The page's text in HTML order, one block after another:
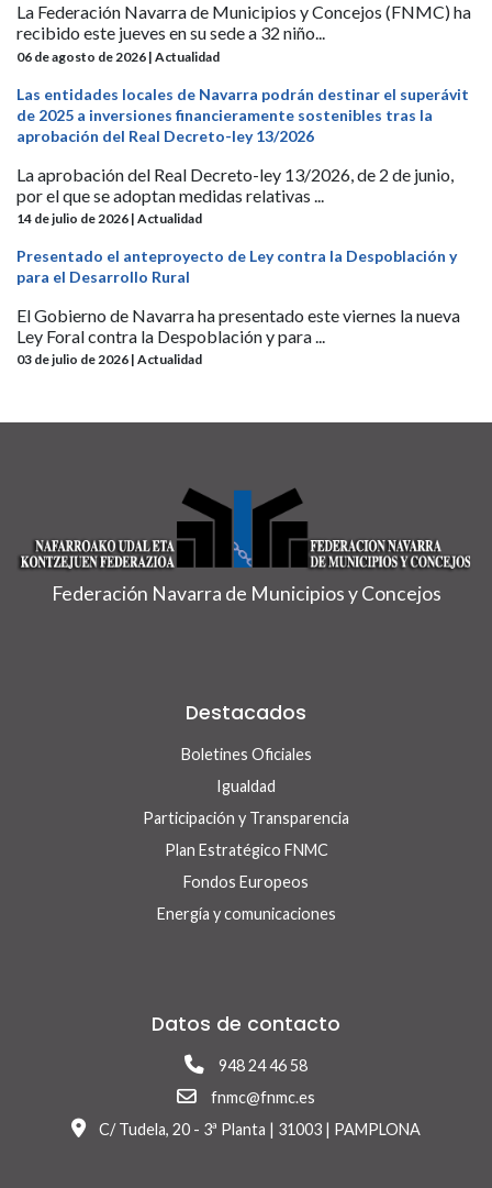
La Federación Navarra de Municipios y Concejos (FNMC) ha
recibido este jueves en su sede a 32 niño...
06 de agosto de 2026 | Actualidad
Las entidades locales de Navarra podrán destinar el superávit
de 2025 a inversiones financieramente sostenibles tras la
aprobación del Real Decreto-ley 13/2026
La aprobación del Real Decreto-ley 13/2026, de 2 de junio,
por el que se adoptan medidas relativas ...
14 de julio de 2026 | Actualidad
Presentado el anteproyecto de Ley contra la Despoblación y
para el Desarrollo Rural
El Gobierno de Navarra ha presentado este viernes la nueva
Ley Foral contra la Despoblación y para ...
03 de julio de 2026 | Actualidad
Federación Navarra de Municipios y Concejos
Destacados
Boletines Oficiales
Igualdad
Participación y Transparencia
Plan Estratégico FNMC
Fondos Europeos
Energía y comunicaciones
Datos de contacto
948 24 46 58
fnmc@fnmc.es
C/ Tudela, 20 - 3ª Planta | 31003 | PAMPLONA